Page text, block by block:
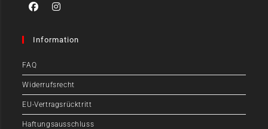
Information
FAQ
Widerrufsrecht
EU-Vertragsrücktritt
Haftungsausschluss